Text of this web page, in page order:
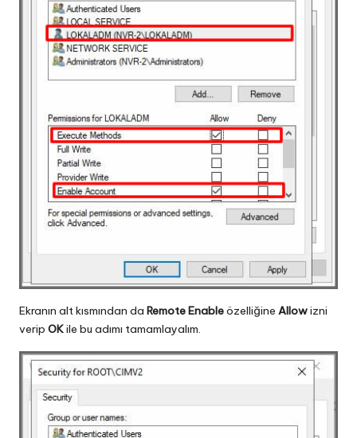
Ekranın alt kısmından da Remote Enableözelliğine Allowizni
verip OKile bu adımı tamamlayalım.